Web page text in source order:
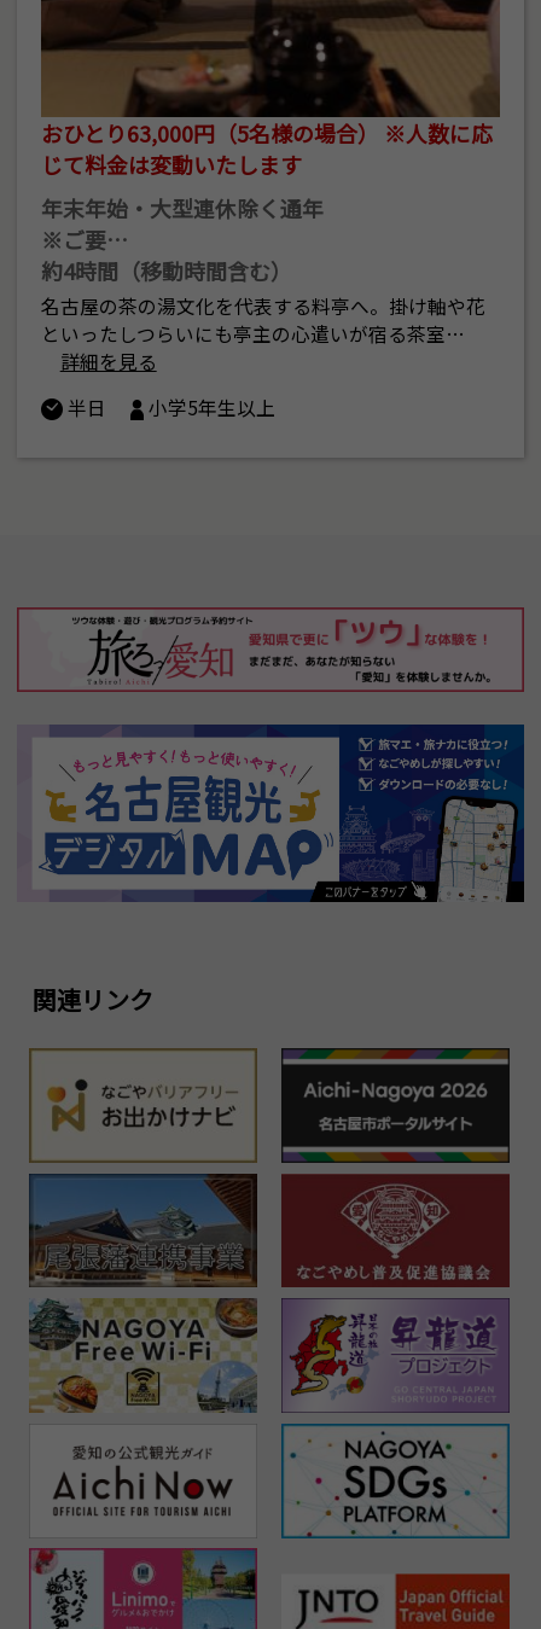
おひとり63,000円（5名様の場合） ※人数に応
じて料金は変動いたします
年末年始・大型連休除く通年
※ご要…
約4時間（移動時間含む）
名古屋の茶の湯文化を代表する料亭へ。掛け軸や花
といったしつらいにも亭主の心遣いが宿る茶室…
詳細を見る
半日
小学5年生以上
関連リンク